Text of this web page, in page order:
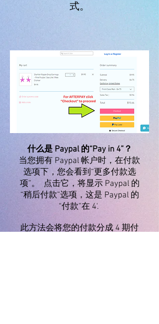
式。
什么是 Paypal 的“Pay in 4”？
当您拥有 Paypal 帐户时，在付款
选项下，您会看到“更多付款选
项”。 点击它，将显示 Paypal 的
“稍后付款”选项，这是 Paypal 的
“付款”在 4'.
此方法会将您的付款分成 4 期付